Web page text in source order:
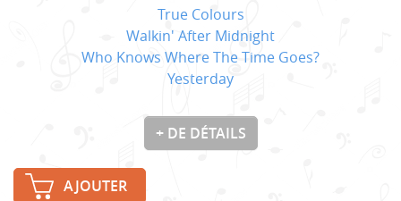
True Colours
Walkin' After Midnight
Who Knows Where The Time Goes?
Yesterday
+ DE DÉTAILS
AJOUTER